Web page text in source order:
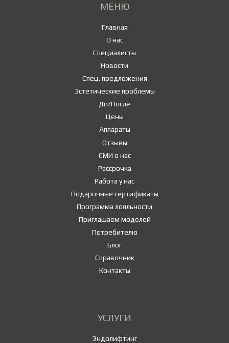
МЕНЮ
Главная
О нас
Специалисты
Новости
Спец. предложения
Эстетические проблемы
До/После
Цены
Аппараты
Отзывы
СМИ о нас
Рассрочка
Работа у нас
Подарочные сертификаты
Программа лояльности
Приглашаем моделей
Потребителю
Блог
Справочник
Контакты
УСЛУГИ
Эндолифтинг